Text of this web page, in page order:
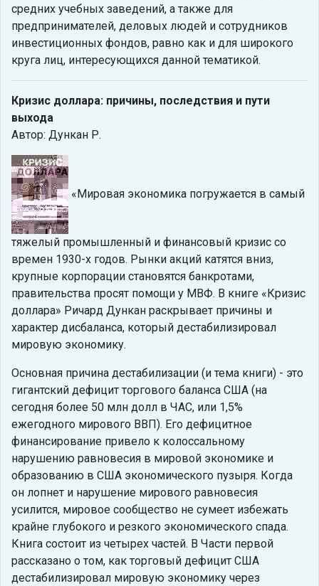
средних учебных заведений, а также для
предпринимателей, деловых людей и сотрудников
инвестиционных фондов, равно как и для широкого
круга лиц, интересующихся данной тематикой.
Кризис доллара: причины, последствия и пути
выхода
Автор: Дункан Р.
«Мировая экономика погружается в самый
тяжелый промышленный и финансовый кризис со
времен 1930-х годов. Рынки акций катятся вниз,
крупные корпорации становятся банкротами,
правительства просят помощи у МВФ. В книге «Кризис
доллара» Ричард Дункан раскрывает причины и
характер дисбаланса, который дестабилизировал
мировую экономику.
Основная причина дестабилизации (и тема книги) - это
гигантский дефицит торгового баланса США (на
сегодня более 50 млн долл в ЧАС, или 1,5%
ежегодного мирового ВВП). Его дефицитное
финансирование привело к колоссальному
нарушению равновесия в мировой экономике и
образованию в США экономического пузыря. Когда
он лопнет и нарушение мирового равновесия
усилится, мировое сообщество не сумеет избежать
крайне глубокого и резкого экономического спада.
Книга состоит из четырех частей. В Части первой
рассказано о том, как торговый дефицит США
дестабилизировал мировую экономику через